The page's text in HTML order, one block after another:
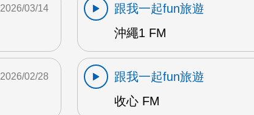
2026/03/14
跟我一起fun旅遊
沖繩1 FM
2026/02/28
跟我一起fun旅遊
收心 FM